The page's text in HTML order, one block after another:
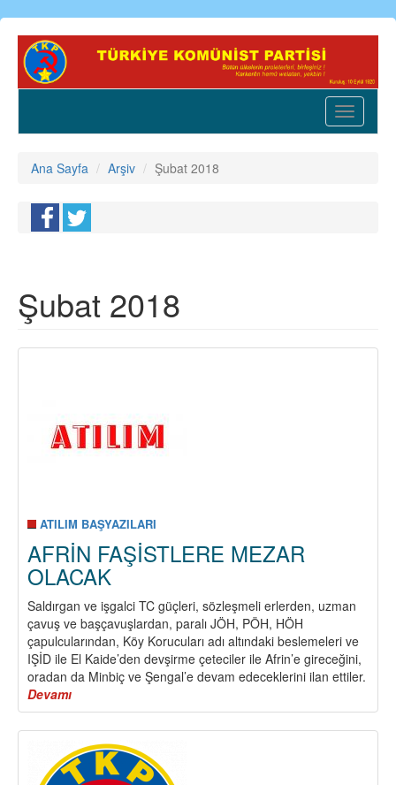
Ana
içeriğe
Toggle
Ana Sayfa Arşiv Şubat 2018
Şubat 2018
ATILIM BAŞYAZILARI
AFRİN FAŞİSTLERE MEZAR
OLACAK
Saldırgan ve işgalci TC güçleri, sözleşmeli erlerden, uzman
çavuş ve başçavuşlardan, paralı JÖH, PÖH, HÖH
çapulcularından, Köy Korucuları adı altındaki beslemeleri ve
IŞİD ile El Kaide’den devşirme çeteciler ile Afrin’e gireceğini,
oradan da Minbiç ve Şengal’e devam edeceklerini ilan ettiler.
Devamı
AFRİN
FAŞİSTLERE
MEZAR
OLACAK